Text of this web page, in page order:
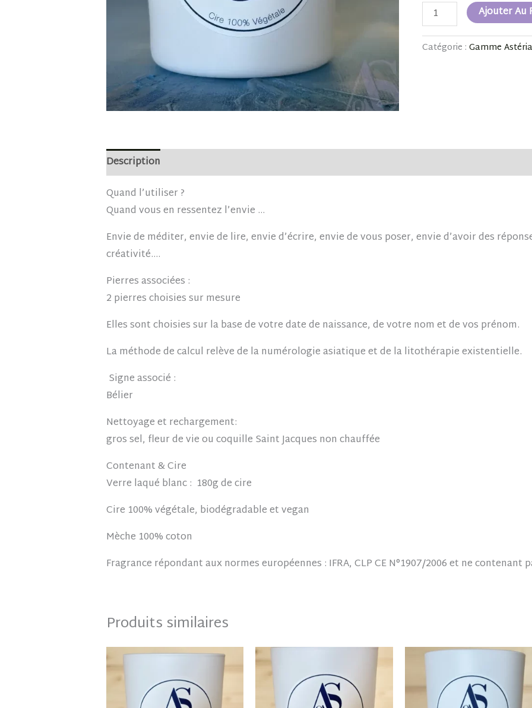
Ajouter Au
Catégorie :Gamme Astéria
Description
Quand l’utiliser ?
Quand vous en ressentez l’envie …
Envie de méditer, envie de lire, envie d’écrire, envie de vous poser, envie d’avoir des
créativité….
Pierres associées :
2 pierres choisies sur mesure
Elles sont choisies sur la base de votre date de naissance, de votre nom et de vos prénom.
La méthode de calcul relève de la numérologie asiatique et de la litothérapie existentielle.
Signe associé :
Bélier
Nettoyage et rechargement:
gros sel, fleur de vie ou coquille Saint Jacques non chauffée
Contenant & Cire
Verre laqué blanc : 180g de cire
Cire 100% végétale, biodégradable et vegan
Mèche 100% coton
Fragrance répondant aux normes européennes : IFRA, CLP CE N°1907/2006 et ne contenant
Produits similaires